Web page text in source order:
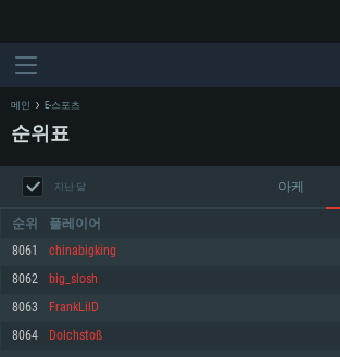
메인 E-스포츠
순위표
지난 달 아케
순위 플레이어
8061 chinabigking
8062 big_slosh
8063 FrankLilD
8064 Dolchstoß